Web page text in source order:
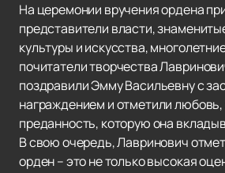
На церемонии вручения ордена
представители власти,
культуры и искусства,
почитатели творчества
поздравили Эмму Васильевну с
награждением и отметили
преданность, которую она
В свою очередь, Лавринович
орден – это не только высокая